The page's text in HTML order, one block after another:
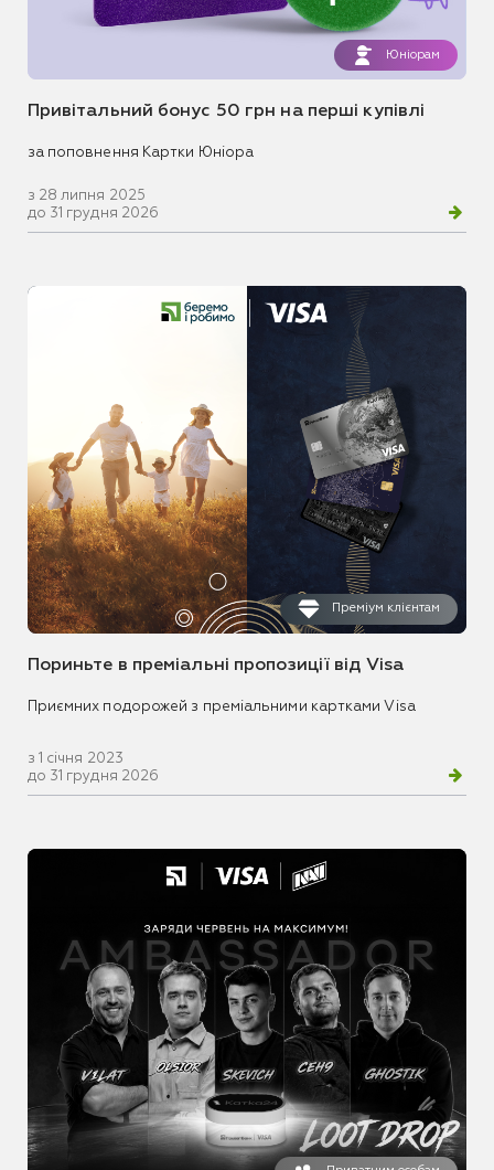
Юніорам
Привітальний бонус 50 грн на перші купівлі
за поповнення Картки Юніора
з 28 липня 2025
до 31 грудня 2026
Преміум клієнтам
Пориньте в преміальні пропозиції від Visa
Приємних подорожей з преміальними картками Visa
з 1 січня 2023
до 31 грудня 2026